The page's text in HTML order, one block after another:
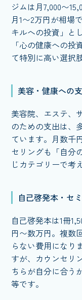
ジムは月7,000〜
月1〜2万円が相場
キルへの投資」と
「心の健康への
て特別に高い選択
美容・健康への
美容院、エステ、
のための支出は、
ています。月数千
セリングも「自分
じカテゴリーで考
自己啓発本・セ
自己啓発本は1冊
円〜数万円。複数
らない費用になり
すが、カウンセリ
ちらが自分に合う
等です。